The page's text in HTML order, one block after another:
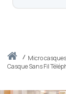
Accueilmicro casques
Casque Sans Fil